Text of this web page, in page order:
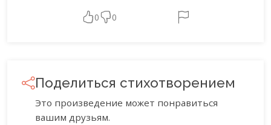
0 0
Поделиться стихотворением
Это произведение может понравиться
вашим друзьям.